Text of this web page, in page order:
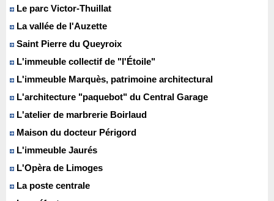
Le parc Victor-Thuillat
La vallée de l'Auzette
Saint Pierre du Queyroix
L'immeuble collectif de "l'Étoile"
L'immeuble Marquès, patrimoine architectural
L'architecture "paquebot" du Central Garage
L'atelier de marbrerie Boirlaud
Maison du docteur Périgord
L'immeuble Jaurés
L'Opèra de Limoges
La poste centrale